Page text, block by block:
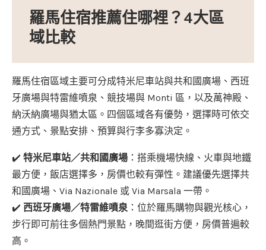
羅馬住宿推薦住哪裡？4大區
域比較
羅馬住宿區域主要可分成特米尼車站與共和國廣場、西班
牙廣場與特雷維噴泉、競技場與 Monti 區，以及萬神殿、
納沃納廣場與猶太區。四個區域各有優勢，選擇時可依交
通方式、景點安排、預算與行李多寡決定。
✔️ 特米尼車站／共和國廣場 ：搭乘機場快線、火車與地鐵
最方便，飯店選擇多，房價也較有彈性。建議優先選擇共
和國廣場、Via Nazionale 或 Via Marsala 一帶。
✔️ 西班牙廣場／特雷維噴泉 ：位於羅馬購物與觀光核心，
步行即可前往多個熱門景點，晚間逛街方便，房價普遍較
高。